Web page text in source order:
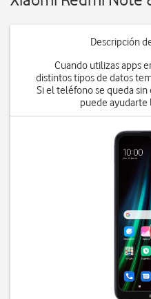
Descripción
Cuando utilizas apps
distintos tipos de datos
Si el teléfono se queda
puede ayudarte